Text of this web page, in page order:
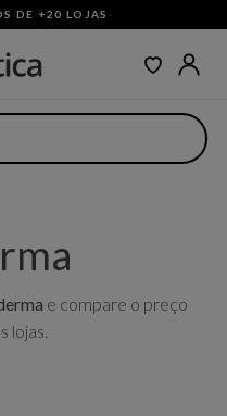
DE +20 LOJAS ·
e compare o preço
lojas.